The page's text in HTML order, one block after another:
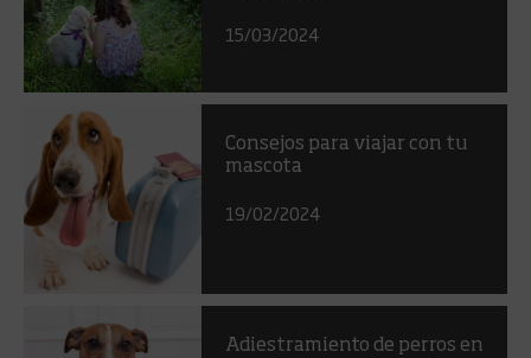
15/03/2024
Consejos para viajar con tu
mascota
19/02/2024
Adiestramiento de perros en